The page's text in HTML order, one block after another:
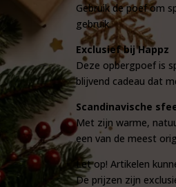
Gebruik de poef om
gebruik.
Exclusief bij Happz
Deze opbergpoef is
blijvend cadeau dat
Scandinavische
Met zijn warme,
een van de meest
Let op! Artikelen
De prijzen zijn